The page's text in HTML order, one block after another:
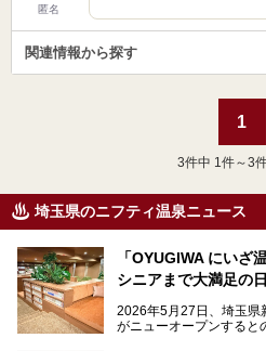
匿名
関連情報から探す
1
3件中 1件～3
埼玉県のニフティ温泉ニュース
「OYUGIWA にいざ
シニアまで大満足の
2026年5月27日、埼玉県
がニューオープンすると